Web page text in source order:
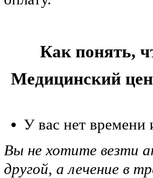
Как понять,
Медицинский
У вас нет времени
Вы не хотите везти
другой, а лечение в